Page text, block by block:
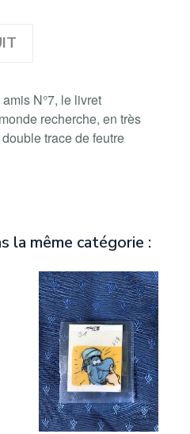
N°7, le livret
recherche, en très
trace de feutre
la même catégorie :